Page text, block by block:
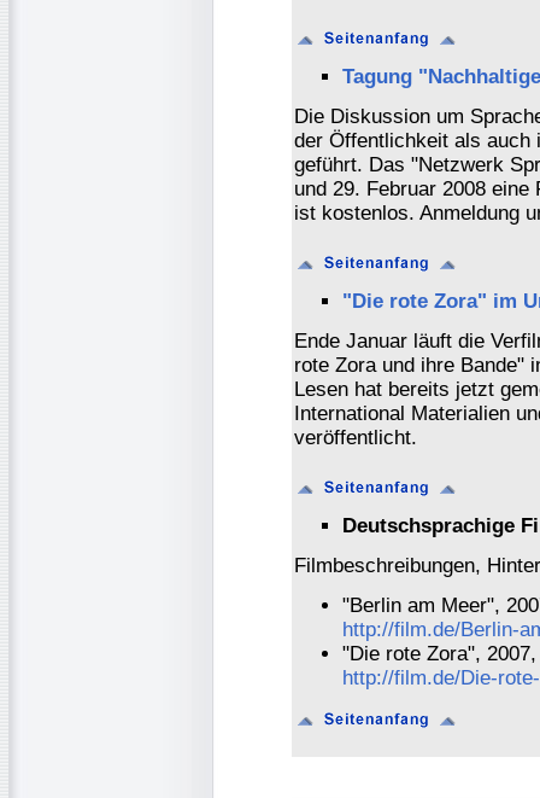
Tagung
Die Diskussion um
der Öffentlichkeit als
geführt. Das "Netzwerk
und 29. Februar 2008 eine
ist kostenlos. Anmeldung
"Die rote Zora" im
Ende Januar läuft die
rote Zora und ihre Bande"
Lesen hat bereits jetzt
International Materialien
veröffentlicht.
Deutschsprachige
Filmbeschreibungen,
"Berlin am Meer",
http://film.de/Berlin-
"Die rote Zora",
http://film.de/Die-